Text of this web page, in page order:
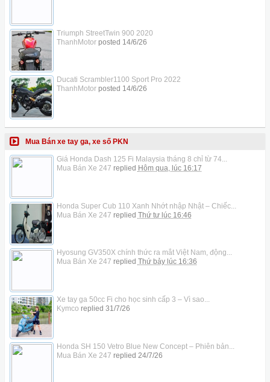
Triumph StreetTwin 900 2020
ThanhMotorposted 14/6/26
Ducati Scrambler1100 Sport Pro 2022
ThanhMotorposted 14/6/26
Mua Bán xe tay ga, xe số PKN
Giá Honda Dash 125 Fi Malaysia tháng 8 chỉ từ 74...
Mua Bán Xe 247 replied Hôm qua, lúc 16:17
Honda Super Cub 110 Xanh Nhớt nhập Nhật – Chiếc...
Mua Bán Xe 247 replied Thứ tư lúc 16:46
Hyosung GV350X chính thức ra mắt Việt Nam, động...
Mua Bán Xe 247 replied Thứ bảy lúc 16:36
Xe tay ga 50cc Fi cho học sinh cấp 3 – Vì sao...
Kymco replied 31/7/26
Honda SH 150 Vetro Blue New Concept – Phiên bản...
Mua Bán Xe 247 replied 24/7/26